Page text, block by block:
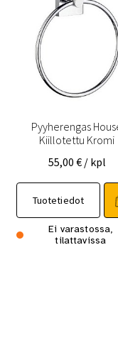
Pyyherengas
Kiillotettu Kromi
55,00 € / kpl
Tuotetiedot
Ei varastossa,
tilattavissa